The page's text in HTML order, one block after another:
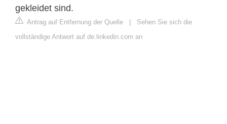
gekleidet sind.
Antrag auf Entfernung der Quelle | Sehen Sie sich die
vollständige Antwort auf de.linkedin.com an